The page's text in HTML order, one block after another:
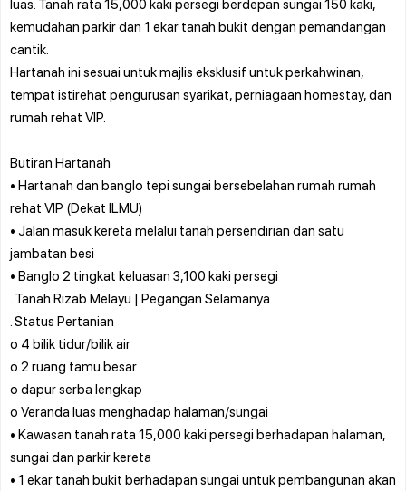
kemudahan parkir dan 1 ekar tanah bukit dengan pemandangan
cantik.
Hartanah ini sesuai untuk majlis eksklusif untuk perkahwinan,
tempat istirehat pengurusan syarikat, perniagaan homestay, dan
rumah rehat VIP.
Butiran Hartanah
• Hartanah dan banglo tepi sungai bersebelahan rumah rumah
rehat VIP (Dekat ILMU)
• Jalan masuk kereta melalui tanah persendirian dan satu
jambatan besi
• Banglo 2 tingkat keluasan 3,100 kaki persegi
. Tanah Rizab Melayu | Pegangan Selamanya
. Status Pertanian
o 4 bilik tidur/bilik air
o 2 ruang tamu besar
o dapur serba lengkap
o Veranda luas menghadap halaman/sungai
• Kawasan tanah rata 15,000 kaki persegi berhadapan halaman,
sungai dan parkir kereta
• 1 ekar tanah bukit berhadapan sungai untuk pembangunan akan